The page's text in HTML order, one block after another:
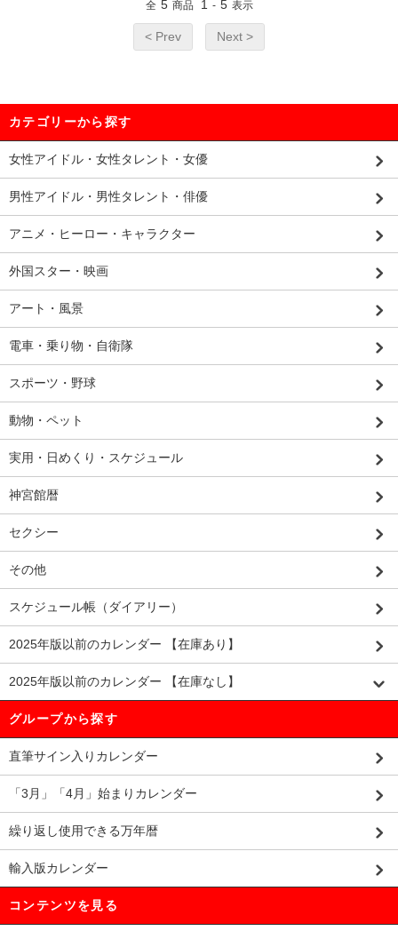
全 5 商品 1 - 5 表示
< Prev Next >
カテゴリーから探す
女性アイドル・女性タレント・女優
男性アイドル・男性タレント・俳優
アニメ・ヒーロー・キャラクター
外国スター・映画
アート・風景
電車・乗り物・自衛隊
スポーツ・野球
動物・ペット
実用・日めくり・スケジュール
神宮館暦
セクシー
その他
スケジュール帳（ダイアリー）
2025年版以前のカレンダー 【在庫あり】
2025年版以前のカレンダー 【在庫なし】
グループから探す
直筆サイン入りカレンダー
「3月」「4月」始まりカレンダー
繰り返し使用できる万年暦
輸入版カレンダー
コンテンツを見る